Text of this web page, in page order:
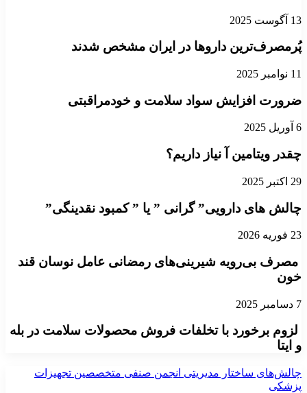
13 آگوست 2025
پُرمصرف‌ترین داروها در ایران مشخص شدند
11 نوامبر 2025
ضرورت افزایش سواد سلامت و خودمراقبتی
6 آوریل 2025
چقدر ویتامین آ نیاز داریم؟
29 اکتبر 2025
چالش های دارویی” گرانی ” یا ” کمبود نقدینگی”
23 فوریه 2026
مصرف بی‌رویه شیرینی‌های رمضانی عامل نوسان قند
خون
7 دسامبر 2025
لزوم برخورد با تخلفات فروش محصولات سلامت در بله
و ایتا
چالش‌های ساختار مدیریتی انجمن صنفی متخصصین تجهیزات
پزشکی